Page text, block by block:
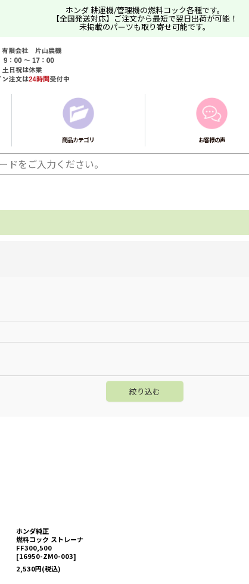
ホンダ 耕運機/管理機の燃料コック各種です。
【全国発送対応】ご注文から最短で翌日出荷が可能！
未掲載のパーツも取り寄せ可能です。
商品カテゴリ お客様の声
絞り込む
ホンダ純正
燃料コック ストレーナ
FF300,500
[16950-ZM0-003]
2,530円(税込)